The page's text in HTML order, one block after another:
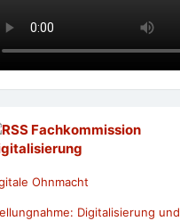
Fachkommission
Ohnmacht
Digitalisierung und